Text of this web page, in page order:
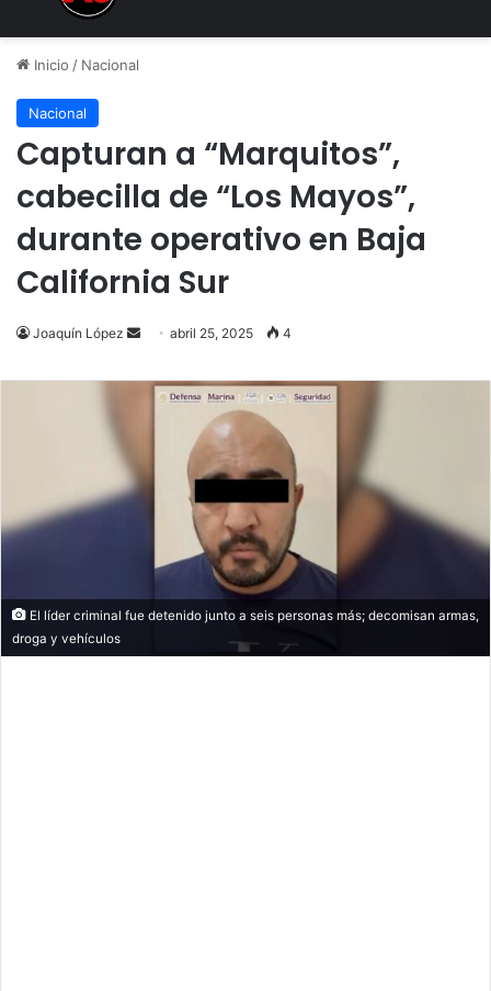
Inicio / Nacional
Nacional
Capturan a “Marquitos”,
cabecilla de “Los Mayos”,
durante operativo en Baja
California Sur
Joaquín López
Send
email
abril 25, 2025 4
El líder criminal fue detenido junto a seis personas más; decomisan armas,
droga y vehículos